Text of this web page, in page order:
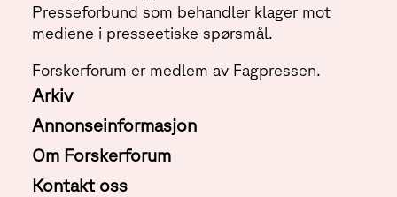
Presseforbund som behandler klager mot
mediene i presseetiske spørsmål.
Forskerforum er medlem av Fagpressen.
Arkiv
Annonseinformasjon
Om Forskerforum
Kontakt oss